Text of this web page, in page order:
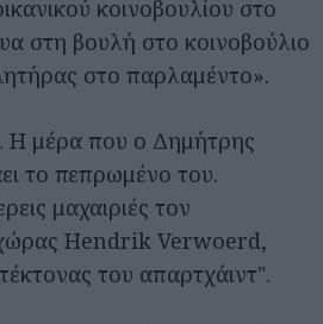
κοινοβουλίου στο
στη βουλή στο κοινοβούλιο
στο παρλαμέντο».
Η μέρα που ο Δημήτρης
το πεπρωμένο του.
μαχαιριές τον
Hendrik Verwoerd,
του απαρτχάιντ".